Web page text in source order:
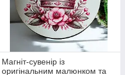
Магніт-сувенір із
оригінальним малюнком та